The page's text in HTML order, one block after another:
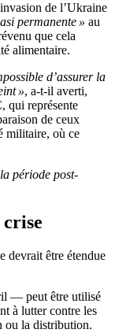
de l’Ukraine
permanente » au
que cela
alimentaire.
d’assurer la
», a-t-il averti,
qui représente
de ceux
militaire, où ce
période post-
devrait être étendue
— peut être utilisé
à lutter contre les
ou la distribution.